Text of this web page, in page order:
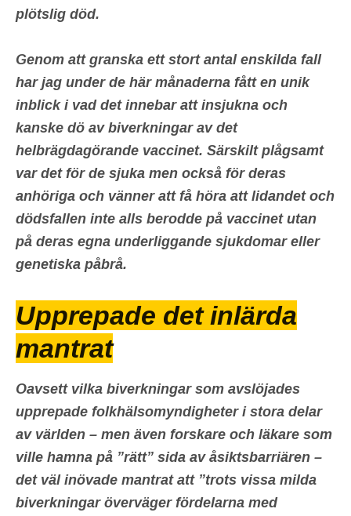
plötslig död.
Genom att granska ett stort antal enskilda fall
har jag under de här månaderna fått en unik
inblick i vad det innebar att insjukna och
kanske dö av biverkningar av det
helbrägdagörande vaccinet. Särskilt plågsamt
var det för de sjuka men också för deras
anhöriga och vänner att få höra att lidandet och
dödsfallen inte alls berodde på vaccinet utan
på deras egna underliggande sjukdomar eller
genetiska påbrå.
Upprepade det inlärda
mantrat
Oavsett vilka biverkningar som avslöjades
upprepade folkhälsomyndigheteri stora delar
av världen – men även forskare och läkare som
ville hamna på ”rätt” sida av åsiktsbarriären –
det väl inövade mantrat att ”trots vissa milda
biverkningar överväger fördelarna med